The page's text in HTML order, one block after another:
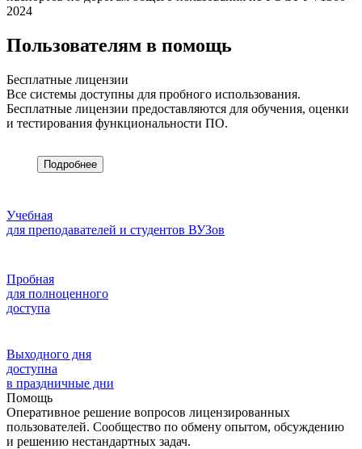
2024
Пользователям в помощь
Бесплатные лицензии
Все системы доступны для пробного использования.
Бесплатные лицензии предоставляются для обучения, оценки
и тестирования функциональности ПО.
Подробнее
Учебная
для преподавателей и студентов ВУЗов
Пробная
для полноценного
доступа
Выходного дня
доступна
в праздничные дни
Помощь
Оперативное решение вопросов лицензированных
пользователей. Сообщество по обмену опытом, обсуждению
и решению нестандартных задач.